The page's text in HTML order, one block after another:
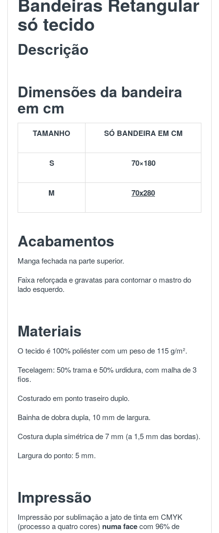
só tecido
Descrição
Dimensões da bandeira
em cm
TAMANHO SÓ BANDEIRA EM CM
S 70×180
M 70x280
Acabamentos
Manga fechada na parte superior.
Faixa reforçada e gravatas para contornar o mastro do
lado esquerdo.
Materiais
O tecido é 100% poliéster com um peso de 115 g/m².
Tecelagem: 50% trama e 50% urdidura, com malha de 3
fios.
Costurado em ponto traseiro duplo.
Bainha de dobra dupla, 10 mm de largura.
Costura dupla simétrica de 7 mm (a 1,5 mm das bordas).
Largura do ponto: 5 mm.
Impressão
Impressão por sublimação a jato de tinta em CMYK
(processo a quatro cores) numa facecom 96% de